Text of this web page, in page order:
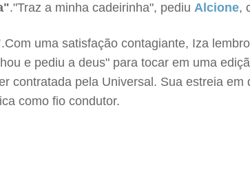
."Traz a minha cadeirinha", pediu Alcione,
.Com uma satisfação contagiante, Iza
e pediu a deus" para tocar em uma
contratada pela Universal. Sua estreia em
como fio condutor.